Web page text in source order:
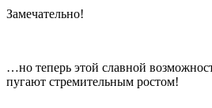
Замечательно!
…но теперь этой славной
пугают стремительным ростом!